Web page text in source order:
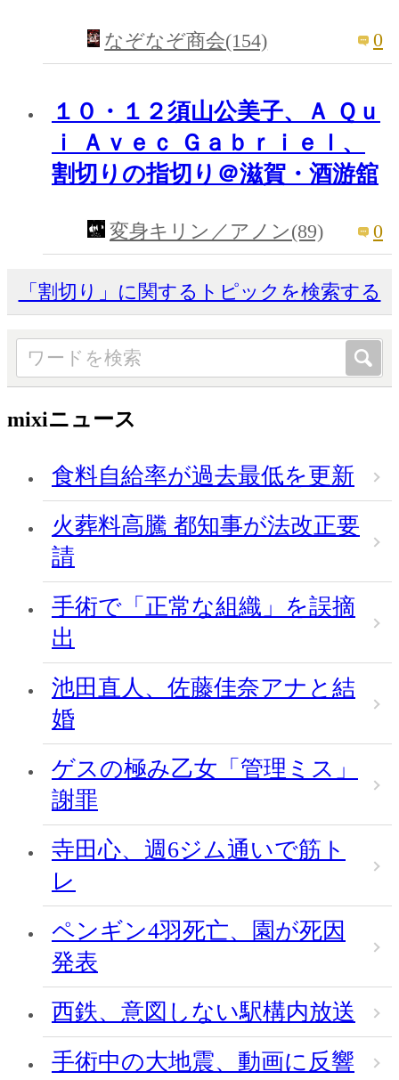
なぞなぞ商会(154) 0
１０・１２須山公美子、Ａ Ｑｕ
ｉ Ａｖｅｃ Ｇａｂｒｉｅｌ、
割切りの指切り＠滋賀・酒游舘
変身キリン／アノン(89) 0
「割切り」に関するトピックを検索する
mixiニュース
食料自給率が過去最低を更新
火葬料高騰 都知事が法改正要
請
手術で「正常な組織」を誤摘
出
池田直人、佐藤佳奈アナと結
婚
ゲスの極み乙女「管理ミス」
謝罪
寺田心、週6ジム通いで筋ト
レ
ペンギン4羽死亡、園が死因
発表
西鉄、意図しない駅構内放送
手術中の大地震、動画に反響